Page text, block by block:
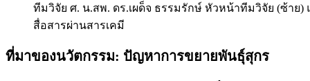
ทีมวิจัย ศ. น.สพ. ดร.เผด็จ ธรรมรักษ์ หัวหน้าทีมวิจัย (ซ้าย
สื่อสารผ่านสารเคมี
ที่มาของนวัตกรรม: ปัญหาการขยายพันธุ์สุกร